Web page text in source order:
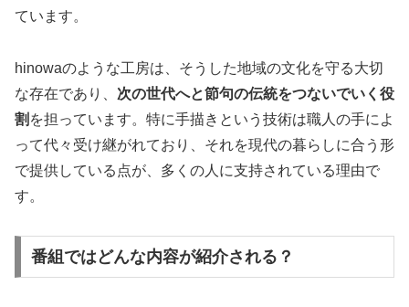
ています。
hinowaのような工房は、そうした地域の文化を守る大切
な存在であり、 次の世代へと節句の伝統をつないでいく役
割 を担っています。特に手描きという技術は職人の手によ
って代々受け継がれており、それを現代の暮らしに合う形
で提供している点が、多くの人に支持されている理由で
す。
番組ではどんな内容が紹介される？